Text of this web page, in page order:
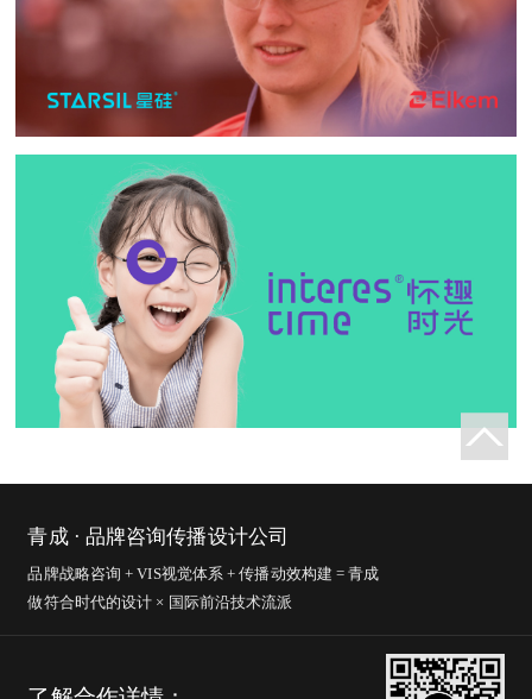
青成 · 品牌咨询传播设计公司
品牌战略咨询 + VIS视觉体系 + 传播动效构建 = 青成
做符合时代的设计 × 国际前沿技术流派